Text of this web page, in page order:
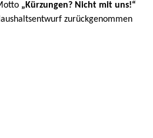
„Kürzungen? Nicht mit uns!“
zurückgenommen